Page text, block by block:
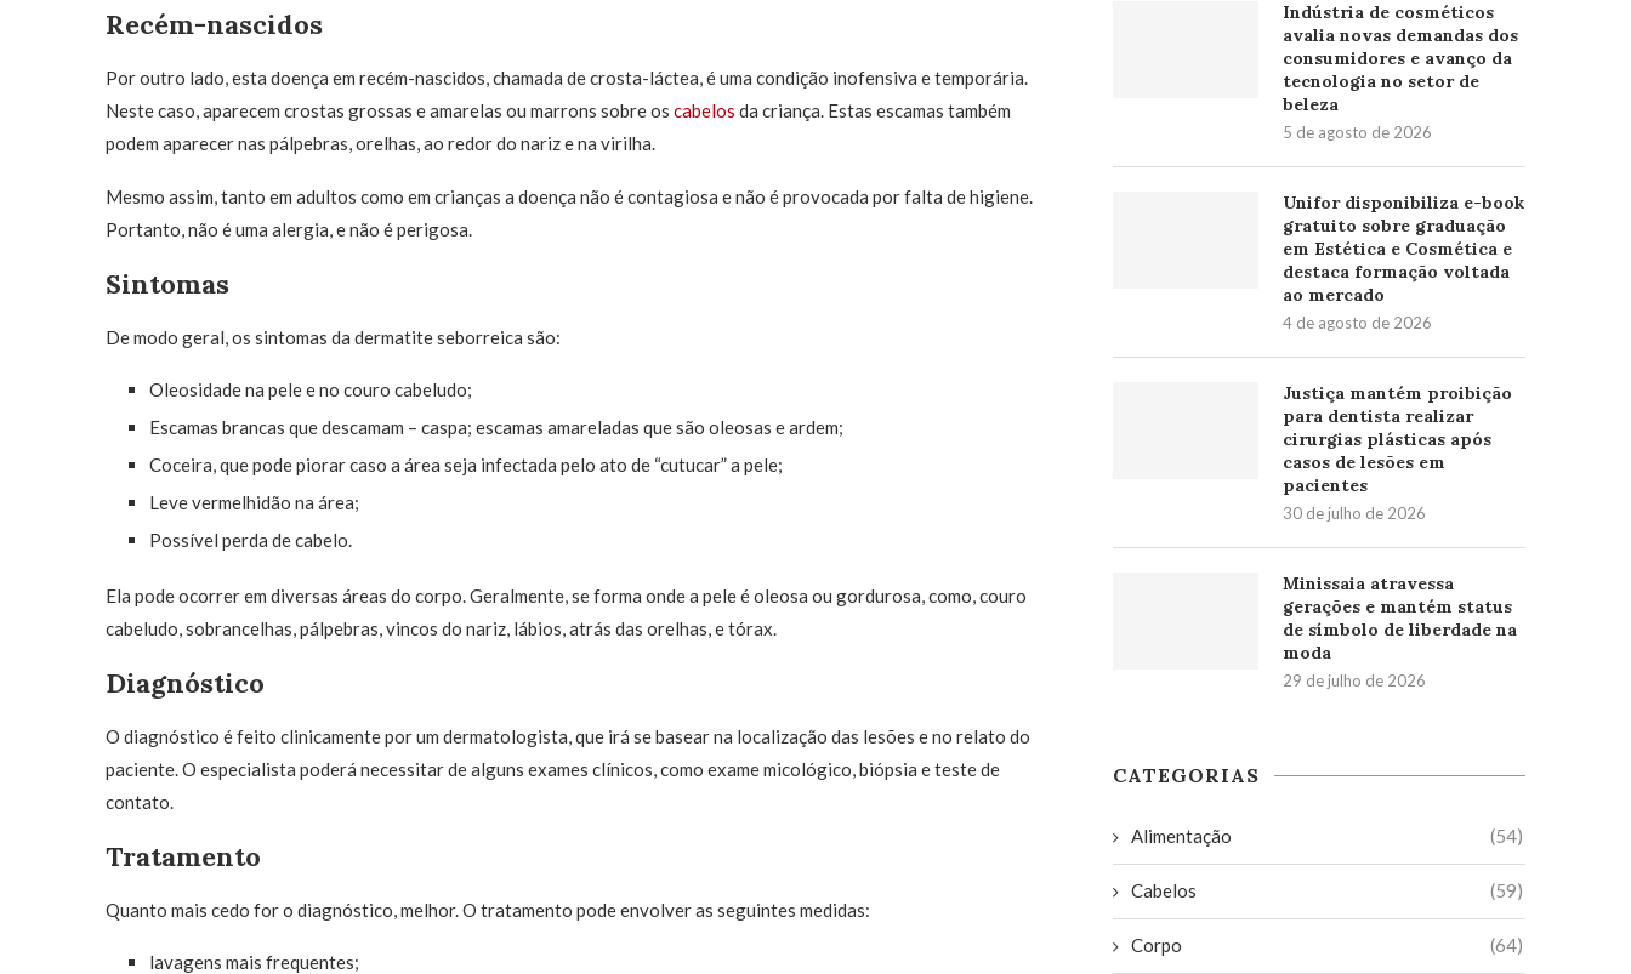
Recém-nascidos
Por outro lado, esta doença em recém-nascidos, chamada de crosta-láctea, é uma condição inofensiva e temporária.
Neste caso, aparecem crostas grossas e amarelas ou marrons sobre os cabelos da criança. Estas escamas também
podem aparecer nas pálpebras, orelhas, ao redor do nariz e na virilha.
Mesmo assim, tanto em adultos como em crianças a doença não é contagiosa e não é provocada por falta de higiene.
Portanto, não é uma alergia, e não é perigosa.
Sintomas
De modo geral, os sintomas da dermatite seborreica são:
Oleosidade na pele e no couro cabeludo;
Escamas brancas que descamam – caspa; escamas amareladas que são oleosas e ardem;
Coceira, que pode piorar caso a área seja infectada pelo ato de “cutucar” a pele;
Leve vermelhidão na área;
Possível perda de cabelo.
Ela pode ocorrer em diversas áreas do corpo. Geralmente, se forma onde a pele é oleosa ou gordurosa, como, couro
cabeludo, sobrancelhas, pálpebras, vincos do nariz, lábios, atrás das orelhas, e tórax.
Diagnóstico
O diagnóstico é feito clinicamente por um dermatologista, que irá se basear na localização das lesões e no relato do
paciente. O especialista poderá necessitar de alguns exames clínicos, como exame micológico, biópsia e teste de
contato.
Tratamento
Quanto mais cedo for o diagnóstico, melhor. O tratamento pode envolver as seguintes medidas:
lavagens mais frequentes;
Indústria de cosméticos
avalia novas demandas dos
consumidores e avanço da
tecnologia no setor de
beleza
5 de agosto de 2026
Unifor disponibiliza e-book
gratuito sobre graduação
em Estética e Cosmética e
destaca formação voltada
ao mercado
4 de agosto de 2026
Justiça mantém proibição
para dentista realizar
cirurgias plásticas após
casos de lesões em
pacientes
30 de julho de 2026
Minissaia atravessa
gerações e mantém status
de símbolo de liberdade na
moda
29 de julho de 2026
CATEGORIAS
Alimentação (54)
Cabelos (59)
Corpo (64)